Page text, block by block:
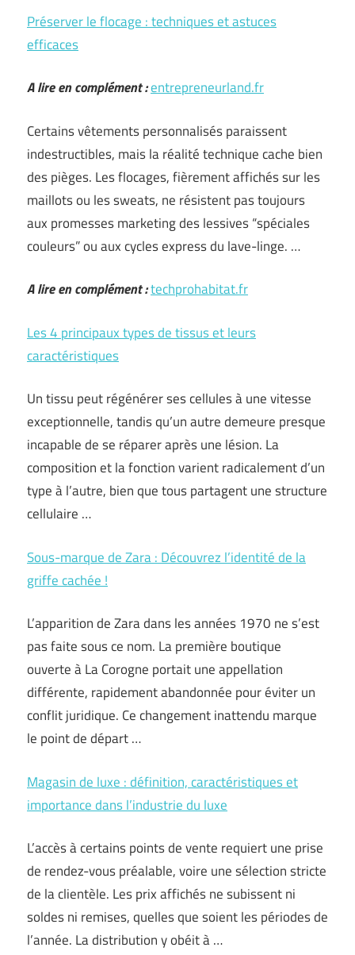
Préserver le flocage : techniques et astuces
efficaces
A lire en complément :entrepreneurland.fr
Certains vêtements personnalisés paraissent
indestructibles, mais la réalité technique cache bien
des pièges. Les flocages, fièrement affichés sur les
maillots ou les sweats, ne résistent pas toujours
aux promesses marketing des lessives “spéciales
couleurs” ou aux cycles express du lave-linge. …
A lire en complément :techprohabitat.fr
Les 4 principaux types de tissus et leurs
caractéristiques
Un tissu peut régénérer ses cellules à une vitesse
exceptionnelle, tandis qu’un autre demeure presque
incapable de se réparer après une lésion. La
composition et la fonction varient radicalement d’un
type à l’autre, bien que tous partagent une structure
cellulaire …
Sous-marque de Zara : Découvrez l’identité de la
griffe cachée !
L’apparition de Zara dans les années 1970 ne s’est
pas faite sous ce nom. La première boutique
ouverte à La Corogne portait une appellation
différente, rapidement abandonnée pour éviter un
conflit juridique. Ce changement inattendu marque
le point de départ …
Magasin de luxe : définition, caractéristiques et
importance dans l’industrie du luxe
L’accès à certains points de vente requiert une prise
de rendez-vous préalable, voire une sélection stricte
de la clientèle. Les prix affichés ne subissent ni
soldes ni remises, quelles que soient les périodes de
l’année. La distribution y obéit à …